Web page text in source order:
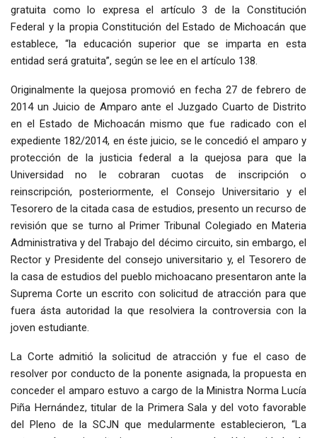
gratuita como lo expresa el artículo 3 de la Constitución
Federal y la propia Constitución del Estado de Michoacán que
establece, “la educación superior que se imparta en esta
entidad será gratuita”, según se lee en el artículo 138.
Originalmente la quejosa promovió en fecha 27 de febrero de
2014 un Juicio de Amparo ante el Juzgado Cuarto de Distrito
en el Estado de Michoacán mismo que fue radicado con el
expediente 182/2014, en éste juicio, se le concedió el amparo y
protección de la justicia federal a la quejosa para que la
Universidad no le cobraran cuotas de inscripción o
reinscripción, posteriormente, el Consejo Universitario y el
Tesorero de la citada casa de estudios, presento un recurso de
revisión que se turno al Primer Tribunal Colegiado en Materia
Administrativa y del Trabajo del décimo circuito, sin embargo, el
Rector y Presidente del consejo universitario y, el Tesorero de
la casa de estudios del pueblo michoacano presentaron ante la
Suprema Corte un escrito con solicitud de atracción para que
fuera ásta autoridad la que resolviera la controversia con la
joven estudiante.
La Corte admitió la solicitud de atracción y fue el caso de
resolver por conducto de la ponente asignada, la propuesta en
conceder el amparo estuvo a cargo de la Ministra Norma Lucía
Piña Hernández, titular de la Primera Sala y del voto favorable
del Pleno de la SCJN que medularmente establecieron, “La